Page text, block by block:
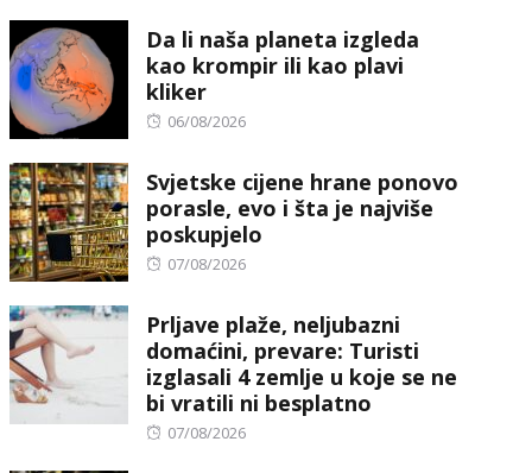
Da li naša planeta izgleda
kao krompir ili kao plavi
kliker
Posted
06/08/2026
Svjetske cijene hrane ponovo
porasle, evo i šta je najviše
poskupjelo
Posted
07/08/2026
Prljave plaže, neljubazni
domaćini, prevare: Turisti
izglasali 4 zemlje u koje se ne
bi vratili ni besplatno
Posted
07/08/2026